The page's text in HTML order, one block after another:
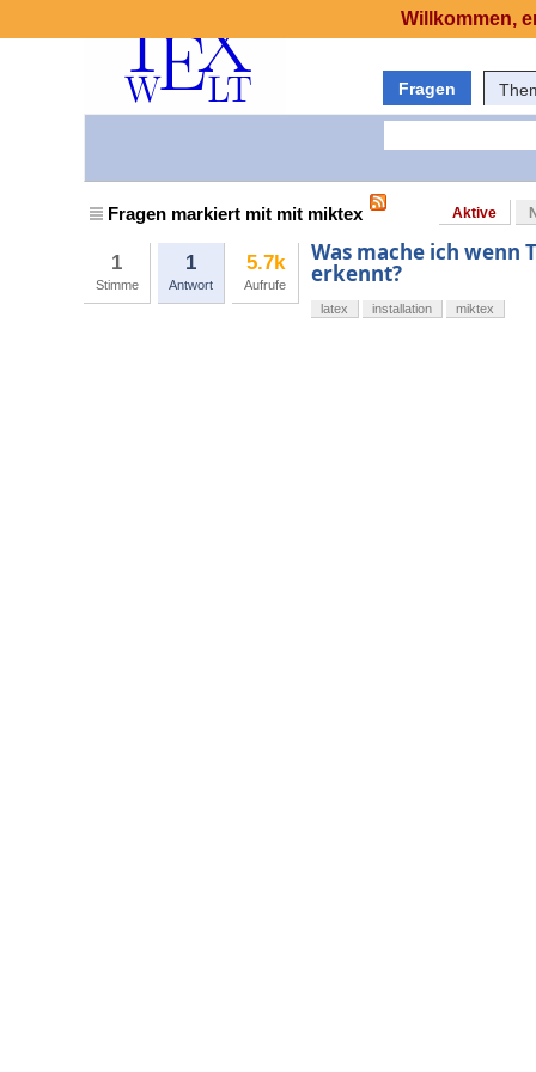
Fragen
Fragen markiert mit mit miktex Aktive
1
Stimme
1
Antwort
5.7k
Aufrufe
Was mache ich wenn
erkennt?
latex installation miktex
Willkommen,